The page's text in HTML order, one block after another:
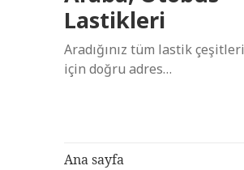
Lastikleri
Aradığınız tüm lastik çeşitleri
için doğru adres…
Ana sayfa